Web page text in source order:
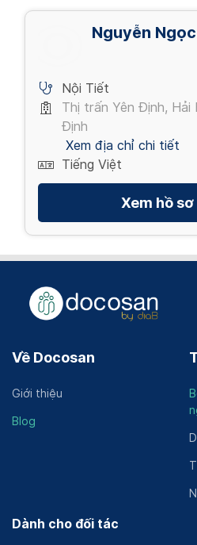
Nguyễn
Nội Tiết
Thị trấn Yên Định, Hải
Định
Xem địa chỉ chi tiết
Tiếng Việt
Xem hồ sơ
Về Docosan
Giới thiệu
Blog
Dành cho đối tác